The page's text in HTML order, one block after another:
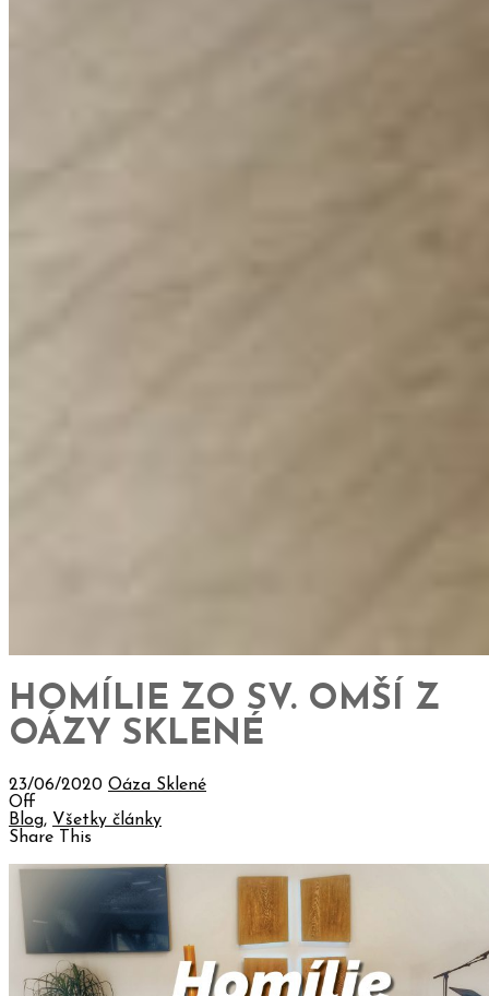
HOMÍLIE ZO SV. OMŠÍ Z
OÁZY SKLENÉ
23/06/2020 Oáza Sklené
Off
Blog, Všetky články
Share This